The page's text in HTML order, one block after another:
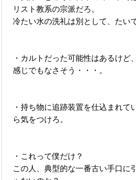
リスト教系の宗派だろ。
冷たい水の洗礼は別として、たい
・カルトだった可能性はあるけど
感じでもなさそう・・・。
・持ち物に追跡装置を仕込まれて
ら気をつけろ。
・これって僕だけ？
この人、典型的な一番古い手口に